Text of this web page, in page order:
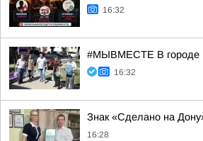
16:32
#МЫВМЕСТЕ В городе
16:32
Знак «Сделано на
16:28